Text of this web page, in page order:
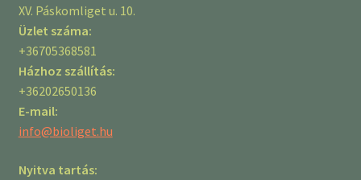
XV. Páskomliget u. 10.
Üzlet száma:
+36705368581
Házhoz szállítás:
+36202650136
E-mail:
info@bioliget.hu
Nyitva tartás: